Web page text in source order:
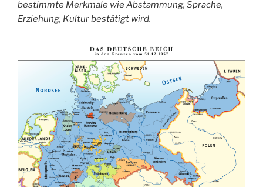
bestimmte Merkmale wie Abstammung, Sprache,
Erziehung, Kultur bestätigt wird.